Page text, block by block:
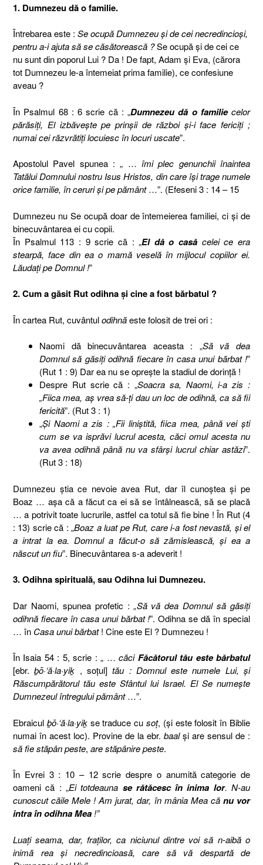
1. Dumnezeu dă o familie.
Întrebarea este : Se ocupă Dumnezeu şi de cei necredincioşi,
pentru a-i ajuta să se căsătorească ?Se ocupă şi de cei ce
nu sunt din poporul Lui ? Da ! De fapt, Adam şi Eva, (cărora
tot Dumnezeu le-a întemeiat prima familie), ce confesiune
aveau ?
În Psalmul 68 : 6 scrie că : „Dumnezeu dă o familiecelor
părăsiţi, El izbăveşte pe prinşii de război şi-i face fericiţi ;
numai cei răzvrătiţi locuiesc în locuri uscate”.
Apostolul Pavel spunea : „ … îmi plec genunchii înaintea
Tatălui Domnului nostru Isus Hristos, din care îşi trage numele
orice familie, în ceruri şi pe pământ…”. (Efeseni 3 : 14 – 15
Dumnezeu nu Se ocupă doar de întemeierea familiei, ci şi de
binecuvântarea ei cu copii.
În Psalmul 113 : 9 scrie că : „El dă o casă celei ce era
stearpă, face din ea o mamă veselă în mijlocul copiilor ei.
Lăudaţi pe Domnul !”
2. Cum a găsit Rut odihna şi cine a fost bărbatul ?
În cartea Rut, cuvântulodihnăeste folosit de trei ori :
Naomi dă binecuvântarea aceasta : „Să vă dea
Domnul să găsiţi odihnă fiecare în casa unui bărbat !”
(Rut 1 : 9) Dar ea nu se opreşte la stadiul de dorinţă !
Despre Rut scrie că : „Soacra sa, Naomi, i-a zis :
„Fiica mea, aş vrea să-ţi dau un loc de odihnă, ca să fii
fericită”. (Rut 3 : 1)
„Şi Naomi a zis : „Fii liniştită, fiica mea, până vei şti
cum se va isprăvi lucrul acesta, căci omul acesta nu
va avea odihnă până nu va sfârşi lucrul chiar astăzi”.
(Rut 3 : 18)
Dumnezeu ştia ce nevoie avea Rut, dar îl cunoştea şi pe
Boaz … aşa că a făcut ca ei să se întâlnească, să se placă
… a potrivit toate lucrurile, astfel ca totul să fie bine ! În Rut (4
: 13) scrie că : „Boaz a luat pe Rut, care i-a fost nevastă, şi el
a intrat la ea. Domnul a făcut-o să zămislească, şi ea a
născut un fiu”. Binecuvântarea s-a adeverit !
3. Odihna spirituală, sau Odihna lui Dumnezeu.
Dar Naomi, spunea profetic : „Să vă dea Domnul să găsiţi
odihnă fiecare în casa unui bărbat !”. Odihna se dă în special
… în Casa unui bărbat! Cine este El ? Dumnezeu !
În Isaia 54 : 5, scrie : „ …căci Făcătorul tău este bărbatul
[ebr. ḇō·‘ă·la·yiḵ , soţul]tău : Domnul este numele Lui, şi
Răscumpărătorul tău este Sfântul lui Israel. El Se numeşte
Dumnezeul întregului pământ…”.
Ebraicul ḇō·‘ă·la·yiḵse traduce cusoţ, (şi este folosit în Biblie
numai în acest loc). Provine de la ebr. baalşi are sensul de :
să fie stăpân peste, are stăpânire peste.
În Evrei 3 : 10 – 12 scrie despre o anumită categorie de
oameni că : „Ei totdeauna se rătăcesc în inima lor. N-au
cunoscut căile Mele ! Am jurat, dar, în mânia Mea că nu vor
intra în odihna Mea !”
Luaţi seama, dar, fraţilor, ca niciunul dintre voi să n-aibă o
inimă rea şi necredincioasă, care să vă despartă de